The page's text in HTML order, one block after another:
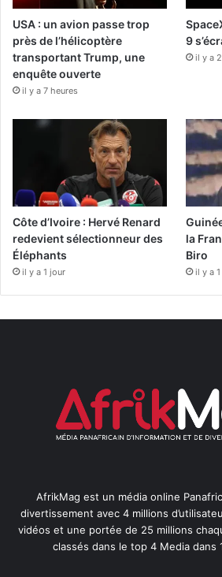
USA : un avion passe trop
près de l’hélicoptère
transportant Trump, une
enquête ouverte
il y a 7 heures
9
il y a
Côte d’Ivoire : Hervé Renard
redevient sélectionneur des
Éléphants
il y a 1 jour
la
Biro
il y a
AfrikMag est un média online
divertissement avec 4 millions
vidéos et une portée de 25 millions
classés dans le top 4 Media dans